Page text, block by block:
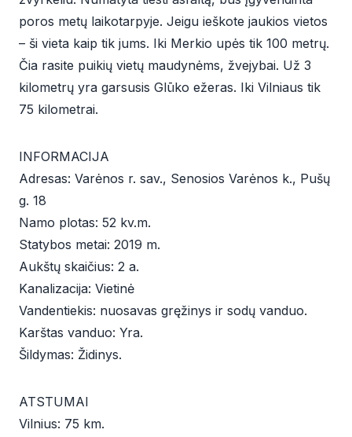
poros metų laikotarpyje. Jeigu ieškote jaukios vietos
– ši vieta kaip tik jums. Iki Merkio upės tik 100 metrų.
Čia rasite puikių vietų maudynėms, žvejybai. Už 3
kilometrų yra garsusis Glūko ežeras. Iki Vilniaus tik
75 kilometrai.
INFORMACIJA
Adresas: Varėnos r. sav., Senosios Varėnos k., Pušų
g. 18
Namo plotas: 52 kv.m.
Statybos metai: 2019 m.
Aukštų skaičius: 2 a.
Kanalizacija: Vietinė
Vandentiekis: nuosavas gręžinys ir sodų vanduo.
Karštas vanduo: Yra.
Šildymas: Židinys.
ATSTUMAI
Vilnius: 75 km.